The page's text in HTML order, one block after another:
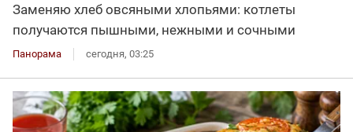
Заменяю хлеб овсяными хлопьями: котлеты
получаются пышными, нежными и сочными
Панорама сегодня, 03:25